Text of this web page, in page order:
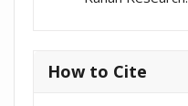
How to Cite